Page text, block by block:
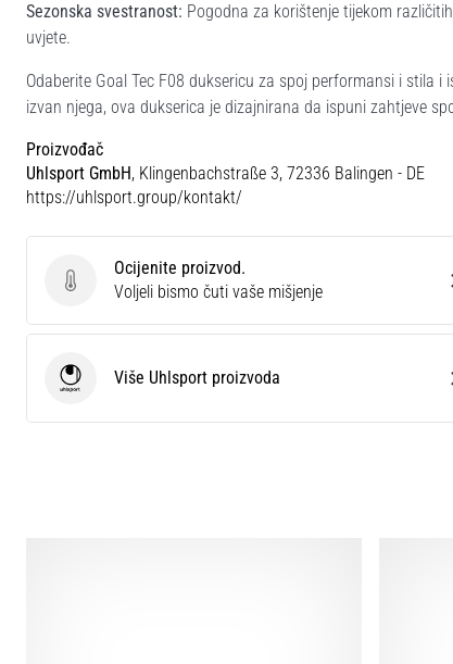
Sezonska svestranost: Pogodna za korištenje tijekom
uvjete.
Odaberite Goal Tec F08 duksericu za spoj performansi i stila
izvan njega, ova dukserica je dizajnirana da ispuni zahtjeve
Proizvođač
Uhlsport GmbH, Klingenbachstraße 3, 72336 Balingen - DE
https://uhlsport.group/kontakt/
Ocijenite proizvod.
Ocijenite proizvod.
Voljeli bismo čuti vaše mišjenje
UhlsportViše Uhlsport proizvoda